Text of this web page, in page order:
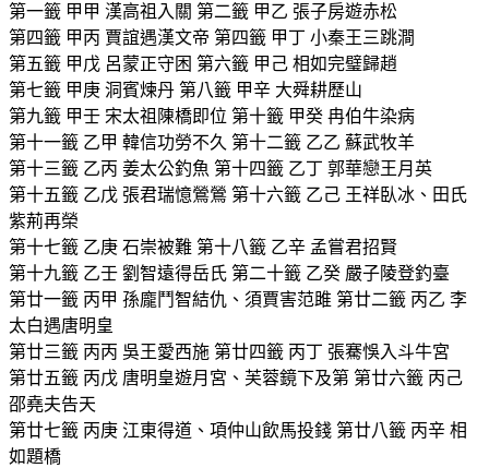
第一籤 甲甲 漢高祖入關 第二籤 甲乙 張子房遊赤松
第四籤 甲丙 賈誼遇漢文帝 第四籤 甲丁 小秦王三跳澗
第五籤 甲戊 呂蒙正守困 第六籤 甲己 相如完璧歸趙
第七籤 甲庚 洞賓煉丹 第八籤 甲辛 大舜耕歷山
第九籤 甲壬 宋太祖陳橋即位 第十籤 甲癸 冉伯牛染病
第十一籤 乙甲 韓信功勞不久 第十二籤 乙乙 蘇武牧羊
第十三籤 乙丙 姜太公釣魚 第十四籤 乙丁 郭華戀王月英
第十五籤 乙戊 張君瑞憶鶯鶯 第十六籤 乙己 王祥臥冰、田氏
紫荊再榮
第十七籤 乙庚 石崇被難 第十八籤 乙辛 孟嘗君招賢
第十九籤 乙壬 劉智遠得岳氏 第二十籤 乙癸 嚴子陵登釣臺
第廿一籤 丙甲 孫龐鬥智結仇、須賈害范雎 第廿二籤 丙乙 李
太白遇唐明皇
第廿三籤 丙丙 吳王愛西施 第廿四籤 丙丁 張騫悞入斗牛宮
第廿五籤 丙戊 唐明皇遊月宮、芙蓉鏡下及第 第廿六籤 丙己
邵堯夫告天
第廿七籤 丙庚 江東得道、項仲山飲馬投錢 第廿八籤 丙辛 相
如題橋